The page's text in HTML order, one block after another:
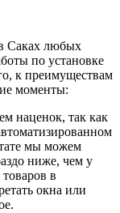
Саках любых
по установке
к преимуществам
моменты:
наценок, так как
мы можем
ниже, чем у
в
окна или